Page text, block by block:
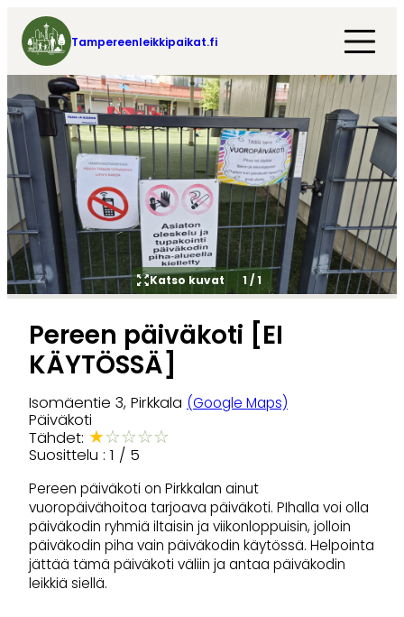
Tampereenleikkipaikat.fi
Katso kuvat 1/1
Pereen päiväkoti [EI
KÄYTÖSSÄ]
Isomäentie 3, Pirkkala (Google Maps)
Päiväkoti
Tähdet: ★☆☆☆☆
Suosittelu : 1 / 5
Pereen päiväkoti on Pirkkalan ainut
vuoropäivähoitoa tarjoava päiväkoti. PIhalla voi olla
päiväkodin ryhmiä iltaisin ja viikonloppuisin, jolloin
päiväkodin piha vain päiväkodin käytössä. Helpointa
jättää tämä päiväkoti väliin ja antaa päiväkodin
leikkiä siellä.